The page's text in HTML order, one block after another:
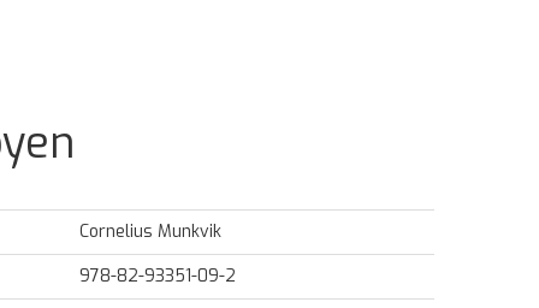
Cornelius Munkvik
978-82-93351-09-2